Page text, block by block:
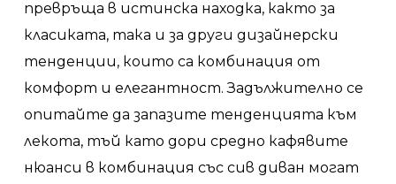
превръща в истинска находка, както за
класиката, така и за други дизайнерски
тенденции, които са комбинация от
комфорт и елегантност. Задължително се
опитайте да запазите тенденцията към
лекота, тъй като дори средно кафявите
нюанси в комбинация със сив диван могат